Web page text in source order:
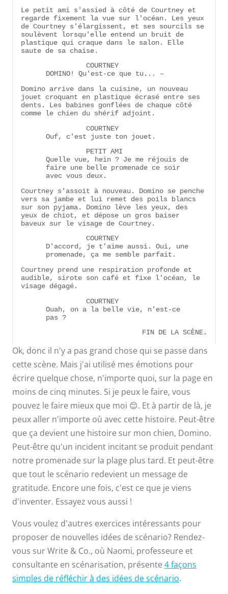
Le petit ami s'assied à côté de Courtney et
regarde fixement la vue sur l'océan. Les yeux
de Courtney s'élargissent, et ses sourcils se
soulèvent lorsqu'elle entend un bruit de
plastique qui craque dans le salon. Elle
saute de sa chaise.
COURTNEY
DOMINO! Qu'est-ce que tu... –
Domino arrive dans la cuisine, un nouveau
jouet croquant en plastique écrasé entre ses
dents. Les babines gonflées de chaque côté
comme le chien du shérif adjoint.
COURTNEY
Ouf, c'est juste ton jouet.
PETIT AMI
Quelle vue, hein ? Je me réjouis de
faire une belle promenade ce soir
avec vous deux.
Courtney s'assoit à nouveau. Domino se penche
vers sa jambe et lui remet des poils blancs
sur son pyjama. Domino lève les yeux, des
yeux de chiot, et dépose un gros baiser
baveux sur le visage de Courtney.
COURTNEY
D'accord, je t'aime aussi. Oui, une
promenade, ça me semble parfait.
Courtney prend une respiration profonde et
audible, sirote son café et fixe l'océan, le
visage dégagé.
COURTNEY
Ouah, on a la belle vie, n'est-ce
pas ?
FIN DE LA SCÈNE.
Ok, donc il n'y a pas grand chose qui se passe dans
cette scène. Mais j'ai utilisé mes émotions pour
écrire quelque chose, n'importe quoi, sur la page en
moins de cinq minutes. Si je peux le faire, vous
pouvez le faire mieux que moi 😊. Et à partir de là, je
peux aller n'importe où avec cette histoire. Peut-être
que ça devient une histoire sur mon chien, Domino.
Peut-être qu'un incident incitant se produit pendant
notre promenade sur la plage plus tard. Et peut-être
que tout le scénario redevient un message de
gratitude. Encore une fois, c'est ce que je viens
d'inventer. Essayez vous aussi !
Vous voulez d'autres exercices intéressants pour
proposer de nouvelles idées de scénario? Rendez-
vous sur Write & Co., où Naomi, professeure et
consultante en scénarisation, présente 4 façons
simples de réfléchir à des idées de scénario.